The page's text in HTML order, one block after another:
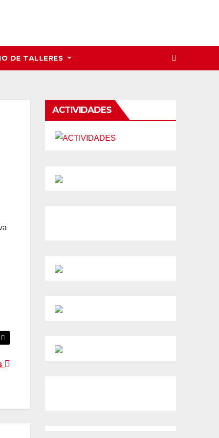
DE TALLERES
ACTIVIDADES